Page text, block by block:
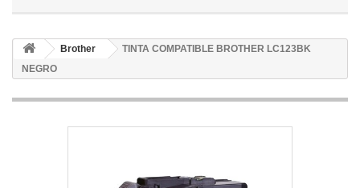
Brother
TINTA COMPATIBLE BROTHER LC123BK
NEGRO